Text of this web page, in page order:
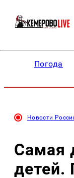
Погода
Новости
Самая
детей.